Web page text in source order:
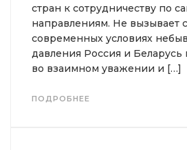
стран к сотрудничеству по
направлениям. Не вызывает
современных условиях
давления Россия и
во взаимном уважении и […]
ПОДРОБНЕЕ